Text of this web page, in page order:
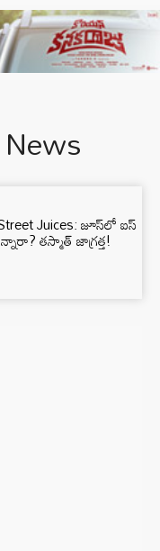
Juices: జూస్‌లో ఐస్
తస్మాత్ జాగ్రత్త!